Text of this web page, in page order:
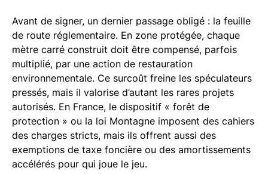
Avant de signer, un dernier passage obligé : la feuille
de route réglementaire. En zone protégée, chaque
mètre carré construit doit être compensé, parfois
multiplié, par une action de restauration
environnementale. Ce surcoût freine les spéculateurs
pressés, mais il valorise d’autant les rares projets
autorisés. En France, le dispositif « forêt de
protection » ou la loi Montagne imposent des cahiers
des charges stricts, mais ils offrent aussi des
exemptions de taxe foncière ou des amortissements
accélérés pour qui joue le jeu.